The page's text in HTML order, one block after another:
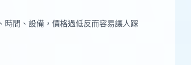
時間、設備，價格過低反而容易讓人踩